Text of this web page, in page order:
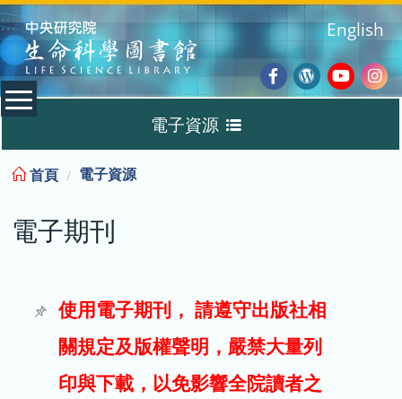
:::
Facebook
Wordpress
English
電子資源
電子期刊
試用
首頁 電子資源
電子期刊
使用電子期刊， 請遵守出版社相
關規定及版權聲明，嚴禁大量列
印與下載，以免影響全院讀者之